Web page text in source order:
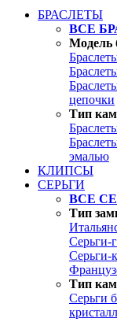
БРАСЛЕТЫ
ВСЕ
Модель
цепочки
Тип
эмалью
КЛИПСЫ
СЕРЬГИ
ВСЕ
Тип
Серьги-
Серьги-
Тип
Серьги